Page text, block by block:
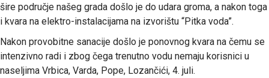
šire područje našeg grada došlo je do udara groma, a nakon toga
i kvara na elektro-instalacijama na izvorištu “Pitka voda”.
Nakon provobitne sanacije došlo je ponovnog kvara na čemu se
intenzivno radi i zbog čega trenutno vodu nemaju korisnici u
naseljima Vrbica, Varda, Pope, Lozančići, 4. juli.